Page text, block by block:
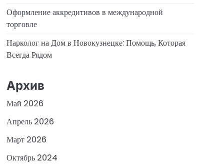
Оформление аккредитивов в международной
торговле
Нарколог на Дом в Новокузнецке: Помощь, Которая
Всегда Рядом
Архив
Май 2026
Апрель 2026
Март 2026
Октябрь 2024